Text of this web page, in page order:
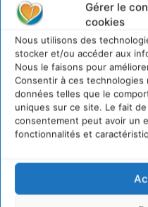
Gérer le
cookies
Nous utilisons des
stocker et/ou accéder aux
Nous le faisons pour
Consentir à ces
données telles que le
uniques sur ce site. Le fait
consentement peut avoir un
fonctionnalités et
Documents
Les véhicules d’occasion et
véhicules utilitaires légers
(en Anglais)
CONNECTER POUR